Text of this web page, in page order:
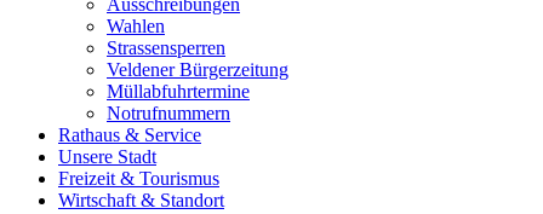
Ausschreibungen
Wahlen
Strassensperren
Veldener Bürgerzeitung
Müllabfuhrtermine
Notrufnummern
Rathaus & Service
Unsere Stadt
Freizeit & Tourismus
Wirtschaft & Standort